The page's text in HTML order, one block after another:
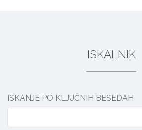
ISKALNIK
ISKANJE PO KLJUČNIH BESEDAH